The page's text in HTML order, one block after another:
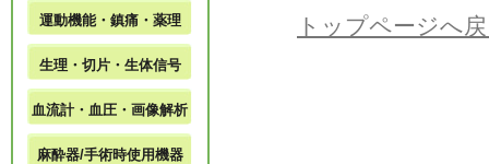
トップページへ
運動機能・鎮痛・薬理
生理・切片・生体信号
血流計・血圧・画像解析
麻酔器/手術時使用機器